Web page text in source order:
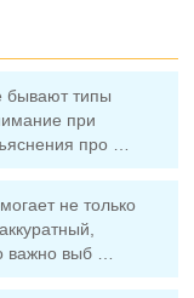
бывают типы
при
про …
не только
важно выб …